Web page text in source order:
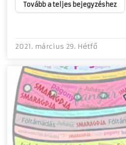
Tovább a teljes bejegyzéshez
2021. március 29. Hétfő